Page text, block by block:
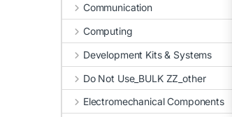
Communication
Computing
Development Kits & Systems
Do Not Use_BULK ZZ_other
Electromechanical Components